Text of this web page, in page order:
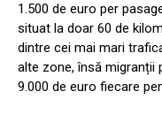
1.500 de euro per
situat la doar 60 de
dintre cei mai mari
alte zone, însă migranții
9.000 de euro fiecare